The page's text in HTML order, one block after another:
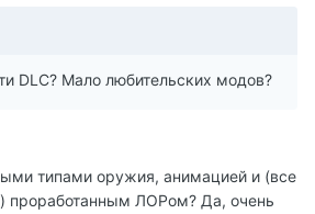
DLC? Мало любительских модов?
типами оружия, анимацией и (все
проработанным ЛОРом? Да, очень